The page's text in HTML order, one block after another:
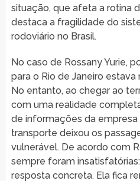
situação, que afeta a rotina
destaca a fragilidade do
rodoviário no Brasil.
No caso de Rossany Yurie,
para o Rio de Janeiro estava
No entanto, ao chegar ao
com uma realidade
de informações da
transporte deixou os
vulnerável. De acordo com
sempre foram
resposta concreta. Ela fica